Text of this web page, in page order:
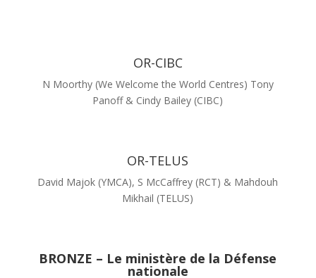
OR-CIBC
N Moorthy (We Welcome the World Centres) Tony
Panoff & Cindy Bailey (CIBC)
OR-TELUS
David Majok (YMCA), S McCaffrey (RCT) & Mahdouh
Mikhail (TELUS)
BRONZE – Le ministère de la Défense
nationale